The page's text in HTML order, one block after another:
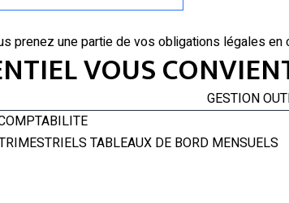
prenez une partie de vos obligations légales
VOUS
GESTION OUTILS
TABLEAUX DE BORD MENSUELS